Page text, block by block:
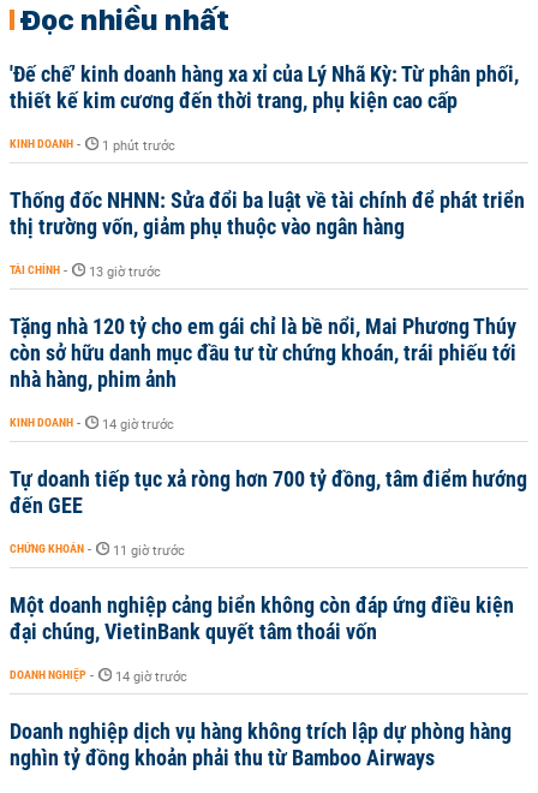
Đọc nhiều nhất
'Đế chế’ kinh doanh hàng xa xỉ của Lý Nhã Kỳ: Từ phân phối,
thiết kế kim cương đến thời trang, phụ kiện cao cấp
KINH DOANH - 1 phút trước
Thống đốc NHNN: Sửa đổi ba luật về tài chính để phát triển
thị trường vốn, giảm phụ thuộc vào ngân hàng
TÀI CHÍNH - 13 giờ trước
Tặng nhà 120 tỷ cho em gái chỉ là bề nổi, Mai Phương Thúy
còn sở hữu danh mục đầu tư từ chứng khoán, trái phiếu tới
nhà hàng, phim ảnh
KINH DOANH - 14 giờ trước
Tự doanh tiếp tục xả ròng hơn 700 tỷ đồng, tâm điểm hướng
đến GEE
CHỨNG KHOÁN - 11 giờ trước
Một doanh nghiệp cảng biển không còn đáp ứng điều kiện
đại chúng, VietinBank quyết tâm thoái vốn
DOANH NGHIỆP - 14 giờ trước
Doanh nghiệp dịch vụ hàng không trích lập dự phòng hàng
nghìn tỷ đồng khoản phải thu từ Bamboo Airways